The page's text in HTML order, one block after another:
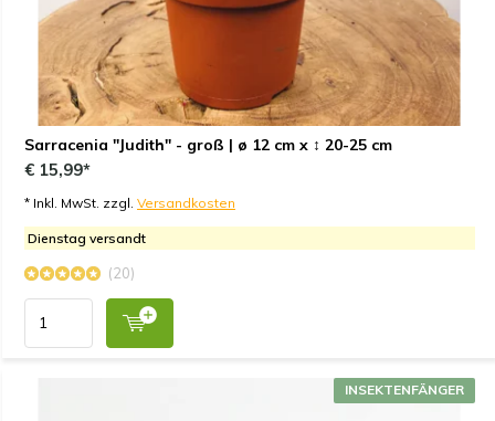
Sarracenia "Judith" - groß | ø 12 cm x ↕ 20-25 cm
€ 15,99*
* Inkl. MwSt. zzgl. Versandkosten
Dienstag versandt
(20)
INSEKTENFÄNGER